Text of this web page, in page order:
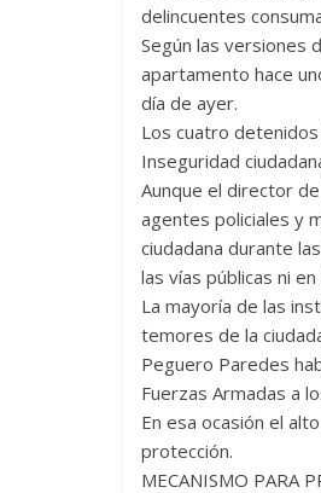
delincuentes
Según las versiones
apartamento hace
día de ayer.
Los cuatro
Inseguridad
Aunque el director
agentes policiales y
ciudadana durante
las vías públicas ni
La mayoría de las
temores de la
Peguero Paredes
Fuerzas Armadas a
En esa ocasión el
protección.
MECANISMO PARA